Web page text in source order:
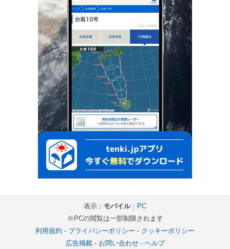
表示： モバイル｜ PC
※PCの閲覧は一部制限されます
利用規約 - プライバシーポリシー - クッキーポリシー
広告掲載- お問い合わせ- ヘルプ